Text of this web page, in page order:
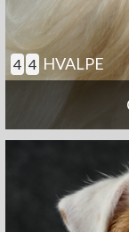
4 4 HVALPE